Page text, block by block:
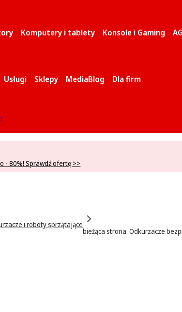
Komputery i tablety Konsole i Gaming
Usługi Sklepy MediaBlog Dla firm
- 80%! Sprawdź ofertę >>
i roboty sprzątające
bieżąca strona: Odkurzacze